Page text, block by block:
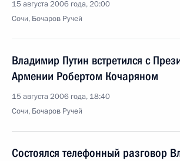
15 августа 2006 года, 20:00
Сочи, Бочаров Ручей
Владимир Путин встретился с
Армении Робертом Кочаряном
15 августа 2006 года, 18:40
Сочи, Бочаров Ручей
Состоялся телефонный разговор